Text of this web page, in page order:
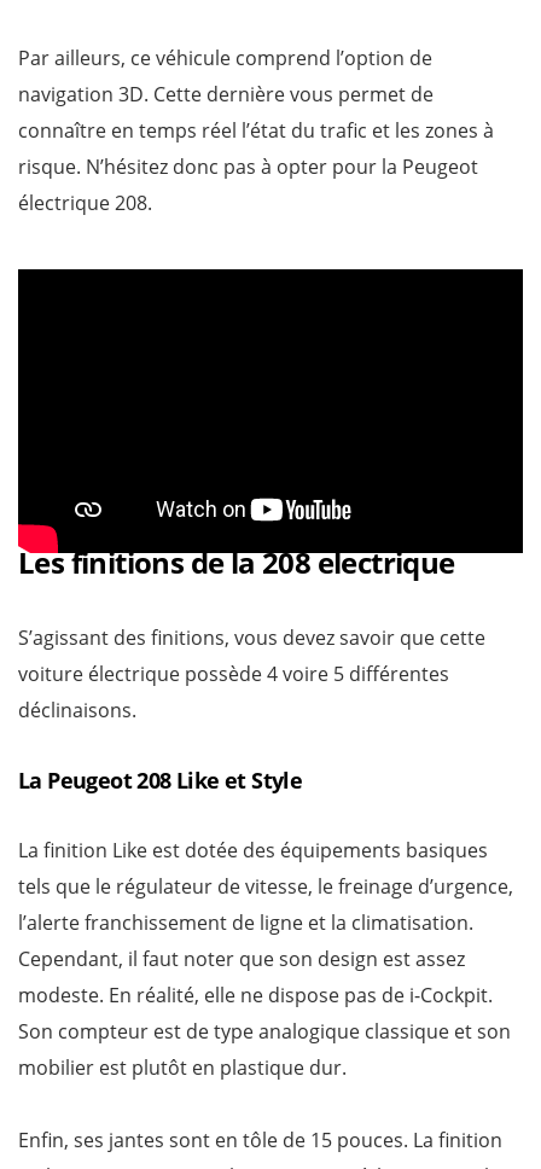
Par ailleurs, ce véhicule comprend l’option de
navigation 3D. Cette dernière vous permet de
connaître en temps réel l’état du trafic et les zones à
risque. N’hésitez donc pas à opter pour la Peugeot
électrique 208.
Les finitions de la 208 electrique
S’agissant des finitions, vous devez savoir que cette
voiture électrique possède 4 voire 5 différentes
déclinaisons.
La Peugeot 208 Like et Style
La finition Like est dotée des équipements basiques
tels que le régulateur de vitesse, le freinage d’urgence,
l’alerte franchissement de ligne et la climatisation.
Cependant, il faut noter que son design est assez
modeste. En réalité, elle ne dispose pas de i-Cockpit.
Son compteur est de type analogique classique et son
mobilier est plutôt en plastique dur.
Enfin, ses jantes sont en tôle de 15 pouces. La finition